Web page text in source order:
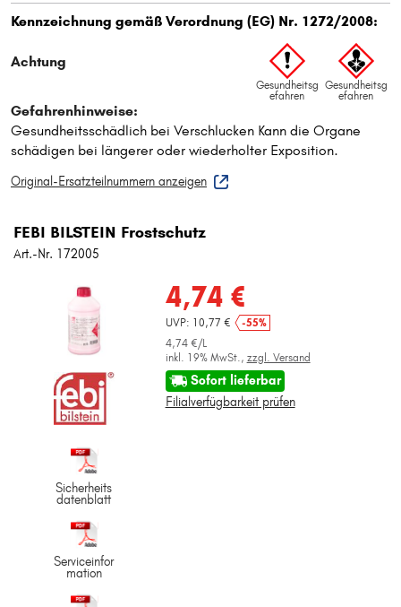
Original-Ersatzteilnummern anzeigen
FEBI BILSTEIN Frostschutz
Art.-Nr. 172005
Sicherheits
datenblatt
Serviceinfor
mation
4,74 €
UVP: 10,77 €
-55%
4,74 €/L
inkl. 19% MwSt., zzgl. Versand
Sofort lieferbar
Filialverfügbarkeit prüfen